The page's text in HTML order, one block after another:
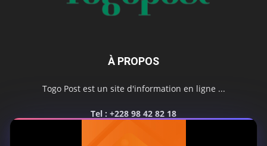
À PROPOS
Togo Post est un site d'information en ligne ...
Tel : +228 98 42 82 18